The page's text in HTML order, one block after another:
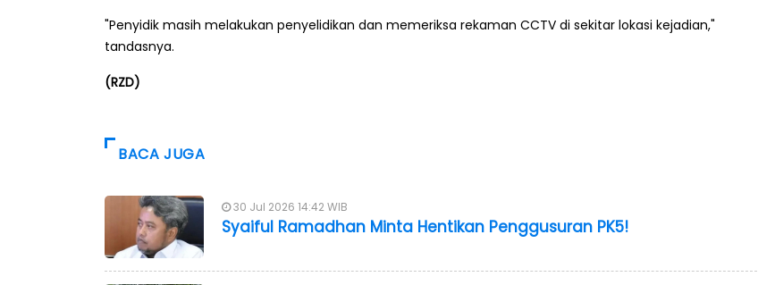
"Penyidik masih melakukan penyelidikan dan memeriksa rekaman CCTV di sekitar lokasi kejadian,"
tandasnya.
(RZD)
BACA JUGA
30 Jul 2026 14:42 WIB
Syaiful Ramadhan Minta Hentikan Penggusuran PK5!